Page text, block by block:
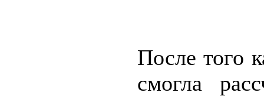
После того
смогла